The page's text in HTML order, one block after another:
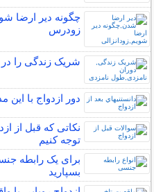
چگونه دیر ارضا
زودرس
شریک زندگی را
دور ازدواج با
نکاتی که قبل از
توجه کنیم
برای یک رابطه
بسپارید